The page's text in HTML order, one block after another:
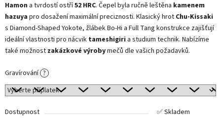
Hamon a tvrdostí ostří52 HRC. Čepel byla ručně leštěna kamenem
hazuya pro dosažení maximální preciznosti. Klasický hrot Chu-Kissaki
s Diamond-Shaped Yokote, žlábek Bo-Hi a Full Tang konstrukce zajišťují
ideální vlastnosti pro nácvik tameshigiri a studium technik. Nabízíme
také možnost zakázkové výrobymečů dle vašich požadavků.
Gravírování ?
Dostupnost
✅ Skladem